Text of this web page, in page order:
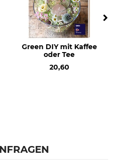
Made in Germany
Green DIY mit Kaffee
oder Tee
20,60